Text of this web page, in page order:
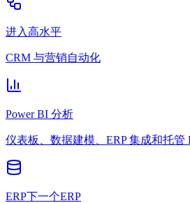
进入高水平
CRM 与营销自动化
Power BI 分析
仪表板、数据建模、ERP 集成和托管
ERP下一个ERP